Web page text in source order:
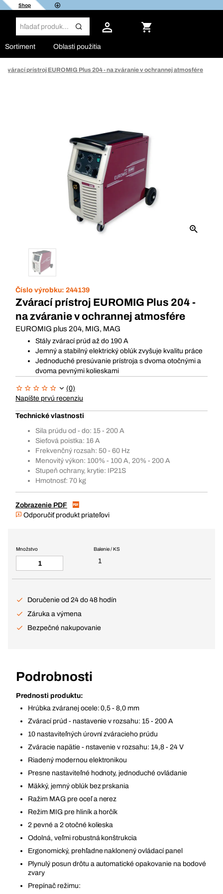
Shop
Sortiment Oblasti použitia
Zvárací prístroj EUROMIG Plus 204 - na zváranie v ochrannej atmosfére
Číslo výrobku: 244139
Zvárací prístroj EUROMIG Plus 204 -
na zváranie v ochrannej atmosfére
EUROMIG plus 204, MIG, MAG
Stály zvárací prúd až do 190 A
Jemný a stabilný elektrický oblúk zvyšuje kvalitu práce
Jednoduché presúvanie prístroja s dvoma otočnými a
dvoma pevnými kolieskami
(0)
Napíšte prvú recenziu
Technické vlastnosti
Sila prúdu od - do: 15 - 200 A
Sieťová poistka: 16 A
Frekvenčný rozsah: 50 - 60 Hz
Menovitý výkon: 100% - 100 A, 20% - 200 A
Stupeň ochrany, krytie: IP21S
Hmotnosť: 70 kg
Zobrazenie PDF
Odporučiť produkt priateľovi
Balenie / KS
1
Množstvo
Doručenie od 24 do 48 hodín
Záruka a výmena
Bezpečné nakupovanie
Podrobnosti
Prednosti produktu:
Hrúbka zváranej ocele: 0,5 - 8,0 mm
Zvárací prúd - nastavenie v rozsahu: 15 - 200 A
10 nastaviteľných úrovní zváracieho prúdu
Zváracie napätie - nstavenie v rozsahu: 14,8 - 24 V
Riadený modernou elektronikou
Presne nastaviteľné hodnoty, jednoduché ovládanie
Mäkký, jemný oblúk bez prskania
Ražim MAG pre oceľ a nerez
Režim MIG pre hliník a horčík
2 pevné a 2 otočné kolieska
Odolná, veľmi robustná konštrukcia
Ergonomický, prehľadne naklonený ovládací panel
Plynulý posun drôtu a automatické opakovanie na bodové
zvary
Prepínač režimu: